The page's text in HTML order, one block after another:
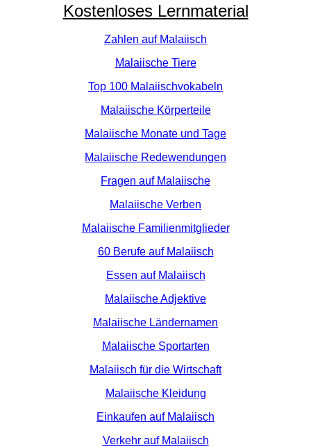
Kostenloses Lernmaterial
Zahlen auf Malaiisch
Malaiische Tiere
Top 100 Malaiischvokabeln
Malaiische Körperteile
Malaiische Monate und Tage
Malaiische Redewendungen
Fragen auf Malaiische
Malaiische Verben
Malaiische Familienmitglieder
60 Berufe auf Malaiisch
Essen auf Malaiisch
Malaiische Adjektive
Malaiische Ländernamen
Malaiische Sportarten
Malaiisch für die Wirtschaft
Malaiische Kleidung
Einkaufen auf Malaiisch
Verkehr auf Malaiisch